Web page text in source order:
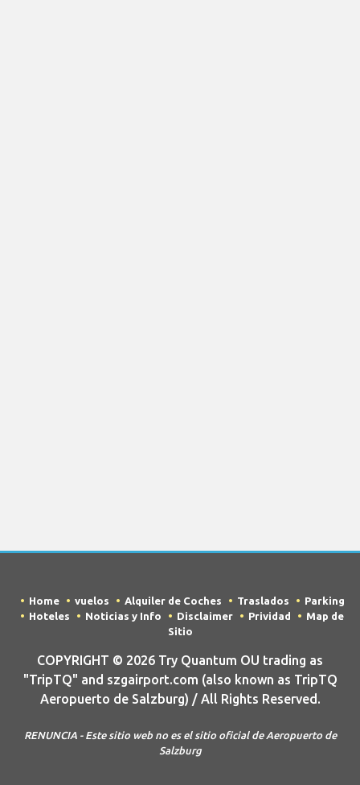
Home vuelos Alquiler de Coches Traslados
Parking
Hoteles
Noticias y Info Disclaimer Prividad
Map de
Sitio
COPYRIGHT © 2026 Try Quantum OU trading as
"TripTQ" and szgairport.com (also known as TripTQ
Aeropuerto de Salzburg) / All Rights Reserved.
RENUNCIA - Este sitio web no es el sitio oficial de Aeropuerto de
Salzburg